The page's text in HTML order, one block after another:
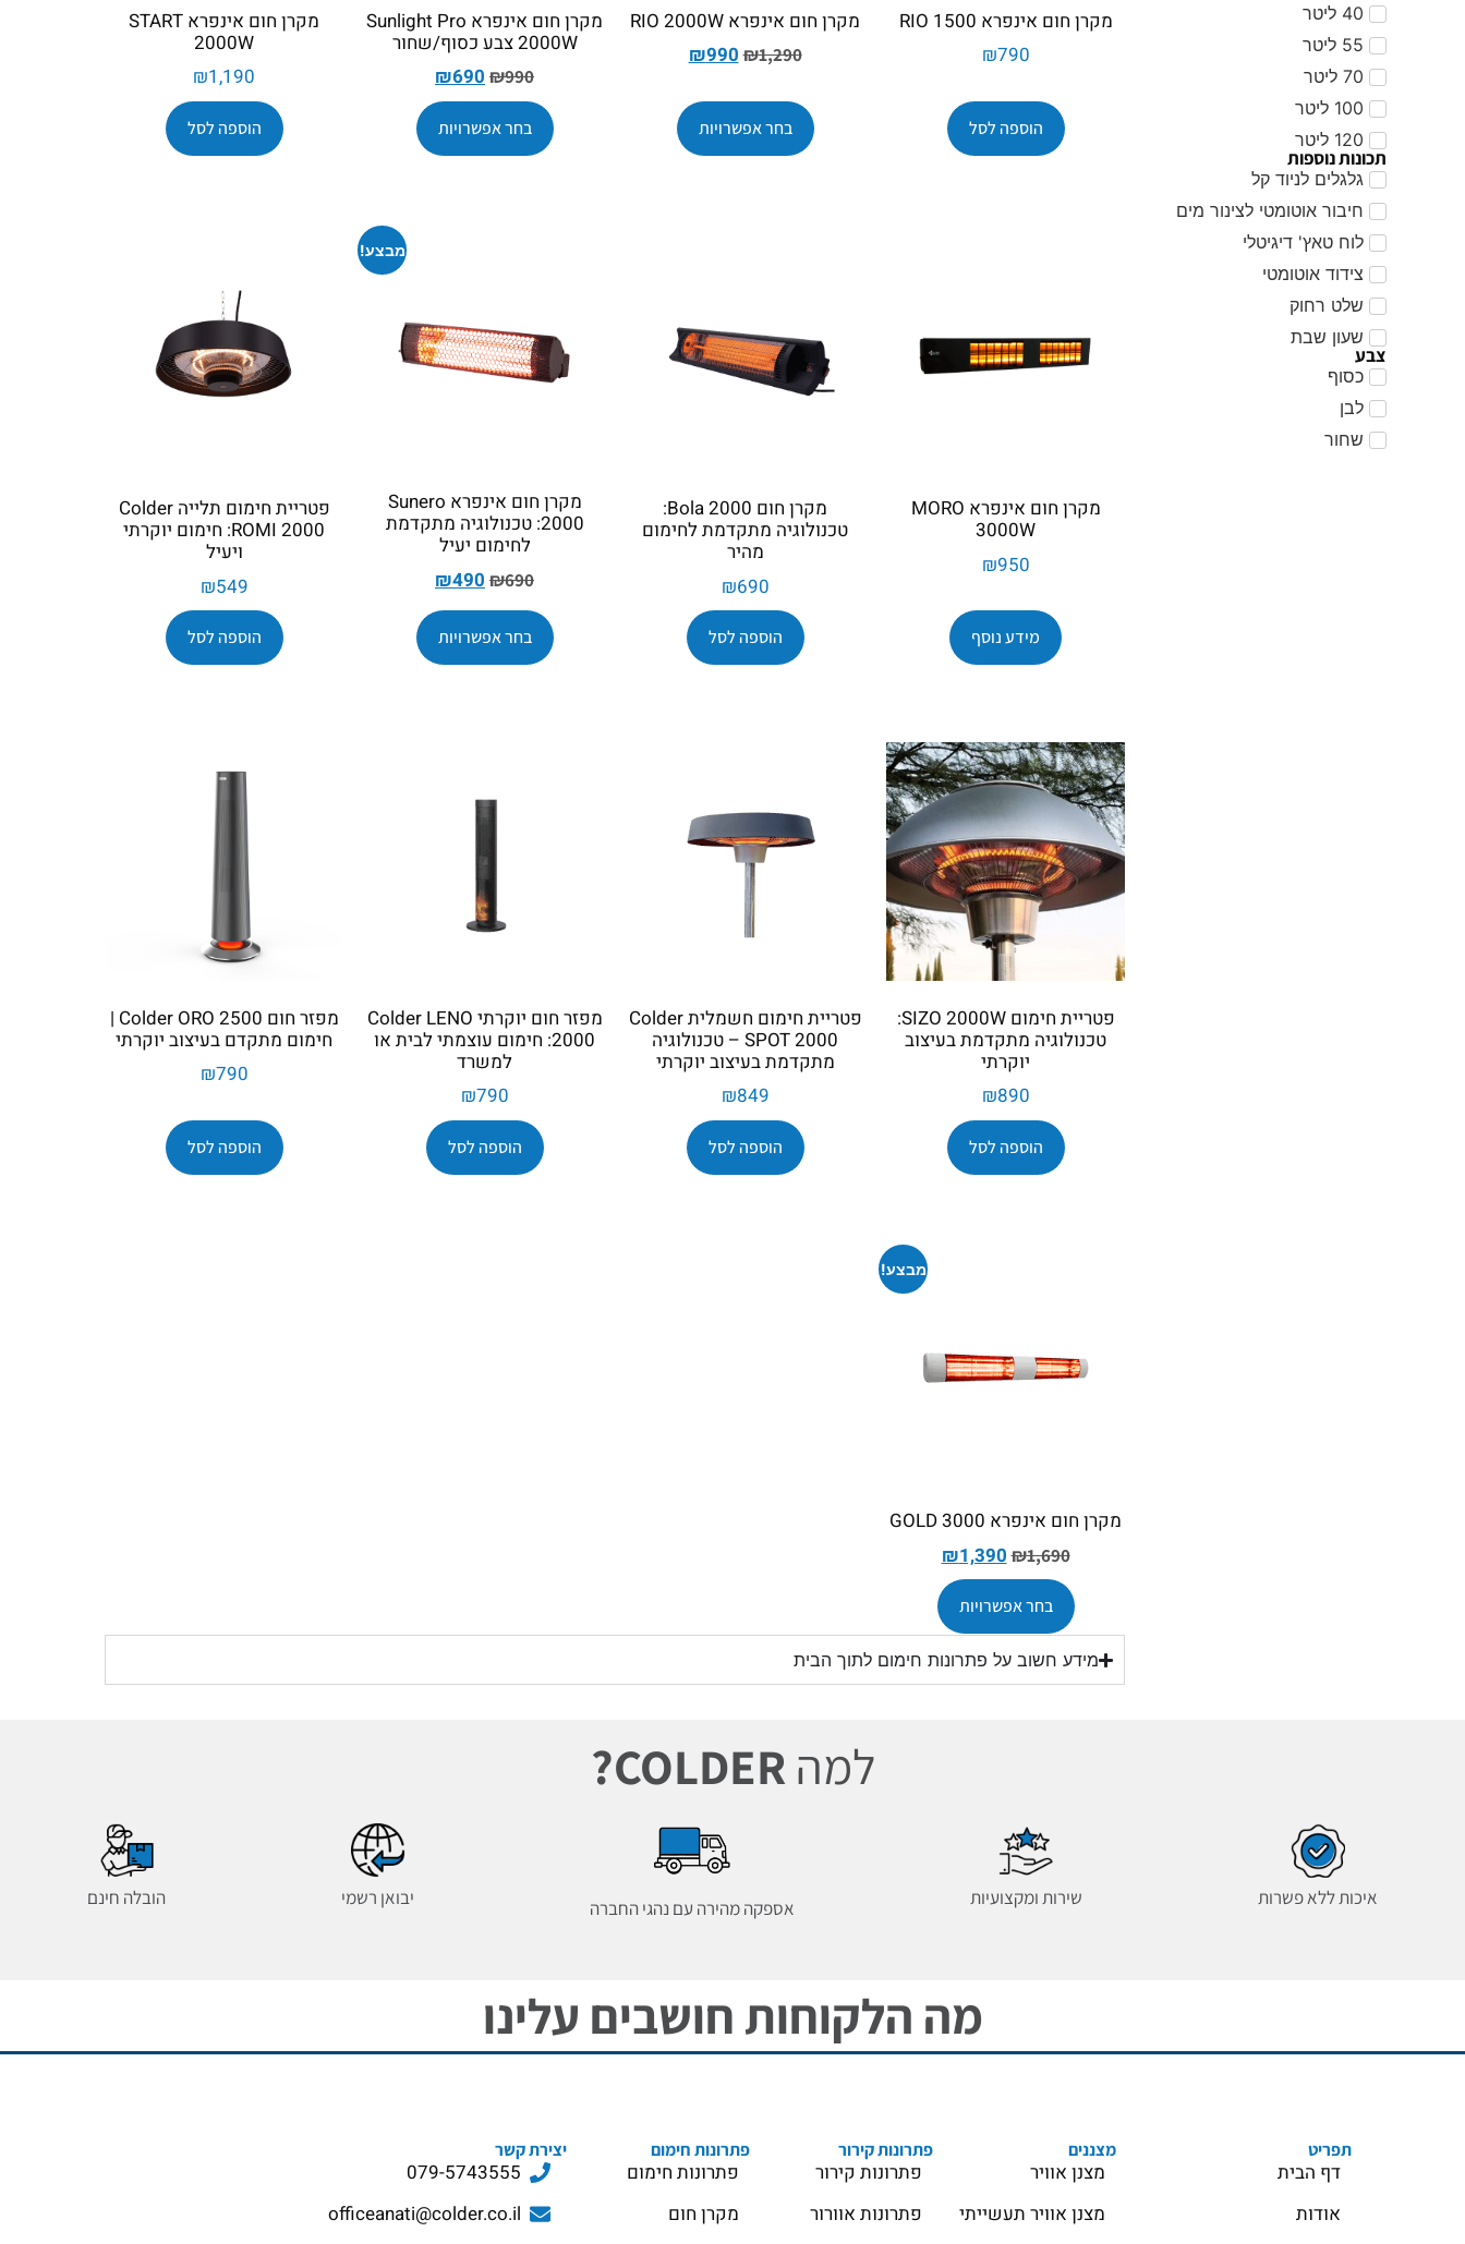
40 ליטר
55 ליטר
70 ליטר
100 ליטר
120 ליטר
תכונות נוספות
גלגלים לניוד קל
חיבור אוטומטי לצינור מים
לוח טאץ' דיגיטלי
צידוד אוטומטי
שלט רחוק
שעון שבת
צבע
כסוף
לבן
שחור
מקרן חום אינפרא RIO 1500
₪790
הוספה לסל
מקרן חום אינפרא RIO 2000W
₪1,290
₪990
בחר אפשרויות
מקרן חום אינפרא Sunlight Pro
2000W צבע כסוף/שחור
₪990
₪690
בחר אפשרויות
מקרן חום אינפרא START
2000W
₪1,190
הוספה לסל
מקרן חום אינפרא MORO
3000W
₪950
מידע נוסף
מקרן חום Bola 2000:
טכנולוגיה מתקדמת לחימום
מהיר
₪690
הוספה לסל
מבצע!
מקרן חום אינפרא Sunero
2000: טכנולוגיה מתקדמת
לחימום יעיל
₪690
₪490
בחר אפשרויות
פטריית חימום תלייה Colder
ROMI 2000: חימום יוקרתי
ויעיל
₪549
הוספה לסל
פטריית חימום SIZO 2000W:
טכנולוגיה מתקדמת בעיצוב
יוקרתי
₪890
הוספה לסל
פטריית חימום חשמלית Colder
SPOT 2000 – טכנולוגיה
מתקדמת בעיצוב יוקרתי
₪849
הוספה לסל
מפזר חום יוקרתי Colder LENO
2000: חימום עוצמתי לבית או
למשרד
₪790
הוספה לסל
מפזר חום Colder ORO 2500 |
חימום מתקדם בעיצוב יוקרתי
₪790
הוספה לסל
מבצע!
מקרן חום אינפרא GOLD 3000
₪1,690
₪1,390
בחר אפשרויות
מידע חשוב על פתרונות חימום לתוך הבית
למה COLDER?
איכות ללא פשרות שירות ומקצועיות אספקה מהירה עם נהגי החברה יבואן רשמי הובלה חינם
מה הלקוחות חושבים עלינו
תפריט
דף הבית
אודות
מצננים
מצנן אוויר
מצנן אוויר תעשייתי
פתרונות קירור
פתרונות קירור
פתרונות אוורור
פתרונות חימום
פתרונות חימום
מקרן חום
יצירת קשר
079-5743555
officeanati@colder.co.il